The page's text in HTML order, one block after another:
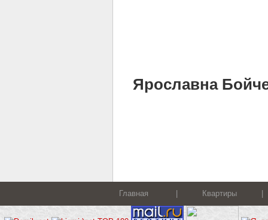
Ярославна
Главная Квартиры